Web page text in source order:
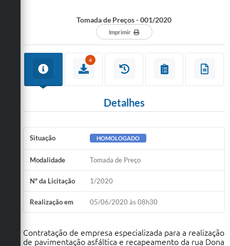
Tomada de Preços - 001/2020
Imprimir
4
Detalhes
Situação HOMOLOGADO
Modalidade Tomada de Preço
Nº da Licitação 1/2020
Realização em 05/06/2020 às 08h30
Contratação de empresa especializada para a realização
de pavimentação asfáltica e recapeamento da rua Dona